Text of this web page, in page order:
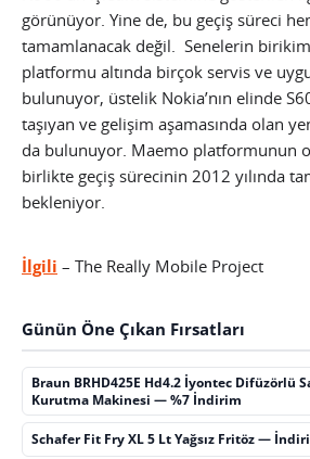
görünüyor. Yine de, bu geçiş süreci
tamamlanacak değil. Senelerin
platformu altında birçok servis ve
bulunuyor, üstelik Nokia’nın elinde
taşıyan ve gelişim aşamasında olan
da bulunuyor. Maemo platformunun
birlikte geçiş sürecinin 2012 yılında
bekleniyor.
İlgili – The Really Mobile Project
Günün Öne Çıkan Fırsatları
Braun BRHD425E Hd4.2 İyontec Difüzörlü
Kurutma Makinesi — %7 İndirim
Schafer Fit Fry XL 5 Lt Yağsız Fritöz —